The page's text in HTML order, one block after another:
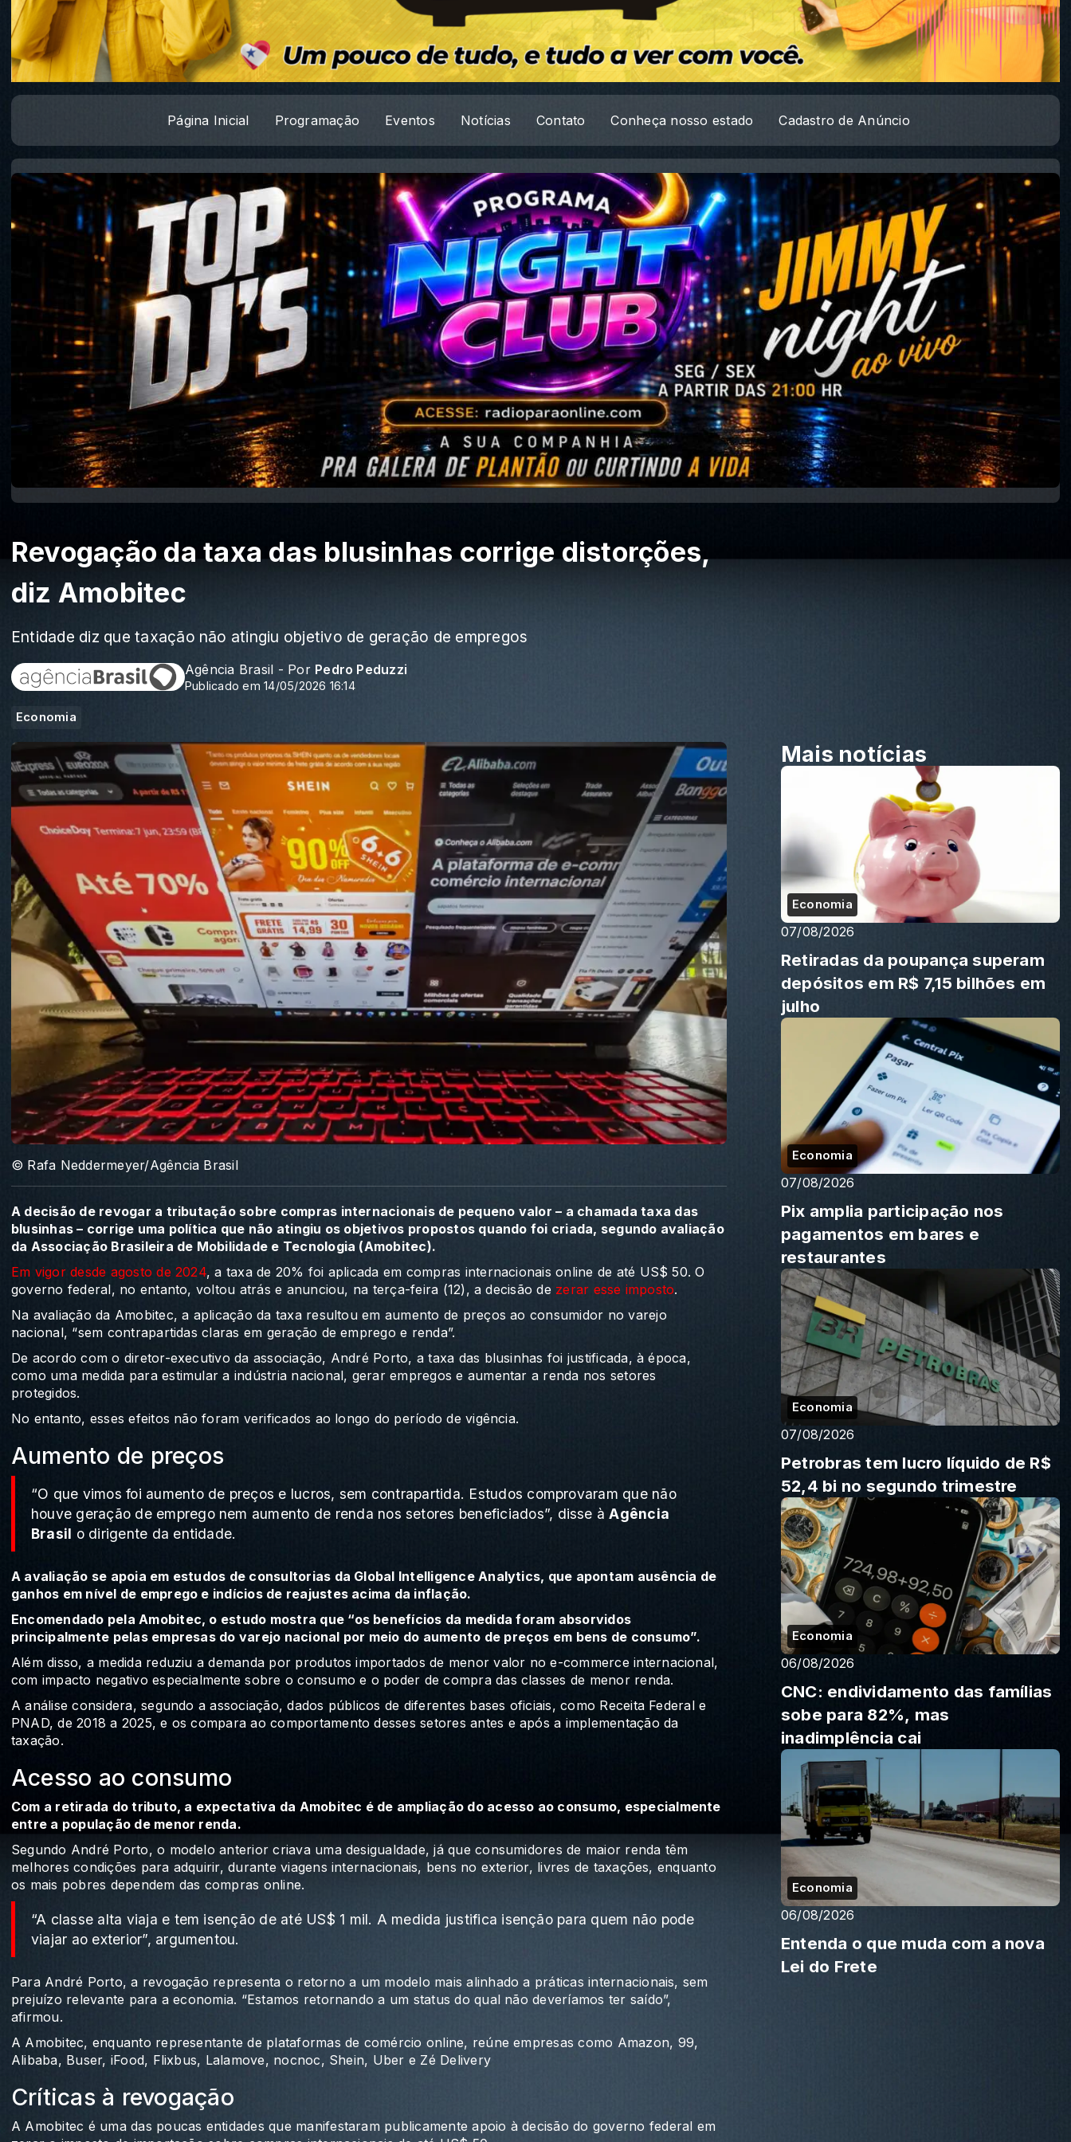
Página Inicial Programação Eventos Notícias Contato Conheça nosso estado Cadastro de Anúncio
Revogação da taxa das blusinhas corrige distorções,
diz Amobitec
Entidade diz que taxação não atingiu objetivo de geração de empregos
Agência Brasil - Por Pedro Peduzzi
Publicado em 14/05/2026 16:14
Economia
© Rafa Neddermeyer/Agência Brasil
A decisão de revogar a tributação sobre compras internacionais de pequeno valor – a chamada taxa das
blusinhas – corrige uma política que não atingiu os objetivos propostos quando foi criada, segundo avaliação
da Associação Brasileira de Mobilidade e Tecnologia (Amobitec).
Em vigor desde agosto de 2024, a taxa de 20% foi aplicada em compras internacionais online de até US$ 50. O
governo federal, no entanto, voltou atrás e anunciou, na terça-feira (12), a decisão de zerar esse imposto.
Na avaliação da Amobitec, a aplicação da taxa resultou em aumento de preços ao consumidor no varejo
nacional, “sem contrapartidas claras em geração de emprego e renda”.
De acordo com o diretor-executivo da associação, André Porto, a taxa das blusinhas foi justificada, à época,
como uma medida para estimular a indústria nacional, gerar empregos e aumentar a renda nos setores
protegidos.
No entanto, esses efeitos não foram verificados ao longo do período de vigência.
Aumento de preços
“O que vimos foi aumento de preços e lucros, sem contrapartida. Estudos comprovaram que não
houve geração de emprego nem aumento de renda nos setores beneficiados”, disse àAgência
Brasil o dirigente da entidade.
A avaliação se apoia em estudos de consultorias da Global Intelligence Analytics, que apontam ausência de
ganhos em nível de emprego e indícios de reajustes acima da inflação.
Encomendado pela Amobitec, o estudo mostra que “os benefícios da medida foram absorvidos
principalmente pelas empresas do varejo nacional por meio do aumento de preços em bens de consumo”.
Além disso, a medida reduziu a demanda por produtos importados de menor valor no e-commerce internacional,
com impacto negativo especialmente sobre o consumo e o poder de compra das classes de menor renda.
A análise considera, segundo a associação, dados públicos de diferentes bases oficiais, como Receita Federal e
PNAD, de 2018 a 2025, e os compara ao comportamento desses setores antes e após a implementação da
taxação.
Acesso ao consumo
Com a retirada do tributo, a expectativa da Amobitec é de ampliação do acesso ao consumo, especialmente
entre a população de menor renda.
Segundo André Porto, o modelo anterior criava uma desigualdade, já que consumidores de maior renda têm
melhores condições para adquirir, durante viagens internacionais, bens no exterior, livres de taxações, enquanto
os mais pobres dependem das compras online.
“A classe alta viaja e tem isenção de até US$ 1 mil. A medida justifica isenção para quem não pode
viajar ao exterior”, argumentou.
Para André Porto, a revogação representa o retorno a um modelo mais alinhado a práticas internacionais, sem
prejuízo relevante para a economia. “Estamos retornando a um status do qual não deveríamos ter saído”,
afirmou.
A Amobitec, enquanto representante de plataformas de comércio online, reúne empresas como Amazon, 99,
Alibaba, Buser, iFood, Flixbus, Lalamove, nocnoc, Shein, Uber e Zé Delivery
Críticas à revogação
A Amobitec é uma das poucas entidades que manifestaram publicamente apoio à decisão do governo federal em
Mais notícias
Economia
07/08/2026
Retiradas da poupança superam
depósitos em R$ 7,15 bilhões em
julho
Economia
07/08/2026
Pix amplia participação nos
pagamentos em bares e
restaurantes
Economia
07/08/2026
Petrobras tem lucro líquido de R$
52,4 bi no segundo trimestre
Economia
06/08/2026
CNC: endividamento das famílias
sobe para 82%, mas
inadimplência cai
Economia
06/08/2026
Entenda o que muda com a nova
Lei do Frete